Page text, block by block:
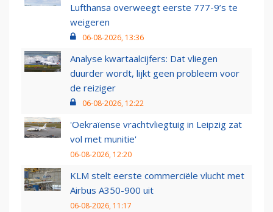
Lufthansa overweegt eerste 777-9’s te
weigeren
06-08-2026, 13:36
Analyse kwartaalcijfers: Dat vliegen
duurder wordt, lijkt geen probleem voor
de reiziger
06-08-2026, 12:22
'Oekraïense vrachtvliegtuig in Leipzig zat
vol met munitie'
06-08-2026, 12:20
KLM stelt eerste commerciële vlucht met
Airbus A350-900 uit
06-08-2026, 11:17